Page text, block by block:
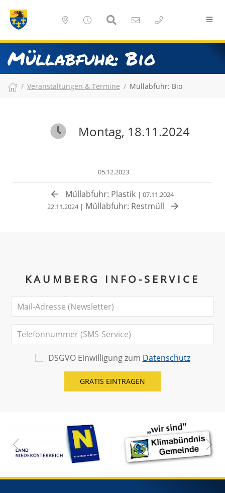
Müllabfuhr: Bio
Veranstaltungen & Termine Müllabfuhr: Bio
Montag, 18.11.2024
05.12.2023
Müllabfuhr: Plastik | 07.11.2024
22.11.2024 | Müllabfuhr: Restmüll
KAUMBERG INFO-SERVICE
DSGVO Einwilligung zum Datenschutz